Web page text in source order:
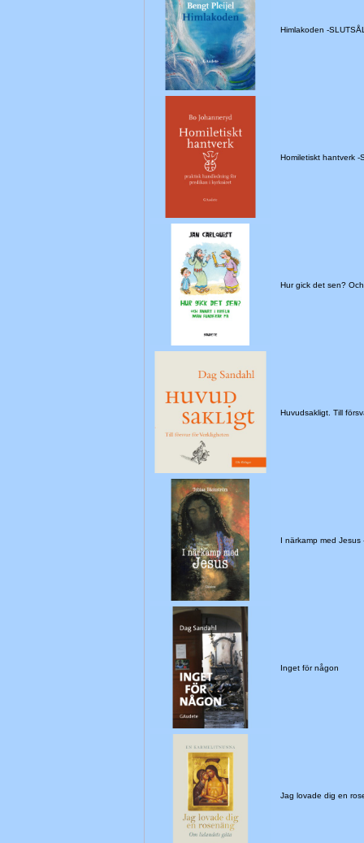
Himlakoden -
Homiletiskt hantverk -
Hur gick det sen?
Huvudsakligt. Till
I närkamp med Jesus
Inget för någon
Jag lovade dig en